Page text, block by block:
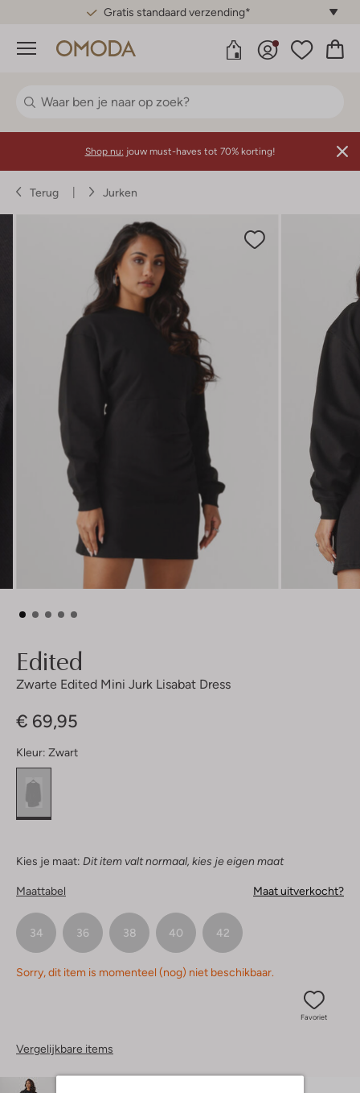
Gratis standaard verzending*
Menu
Shop nu: jouw must-haves tot 70% korting!
Terug Jurken
Edited
Zwarte Edited Mini Jurk Lisabat Dress
€ 69,95
Kleur: Zwart
Kies je maat: Dit item valt normaal, kies je eigen maat
Maattabel Maat uitverkocht?
34 36 38 40 42
Sorry, dit item is momenteel (nog) niet beschikbaar.
Favoriet
Vergelijkbare items